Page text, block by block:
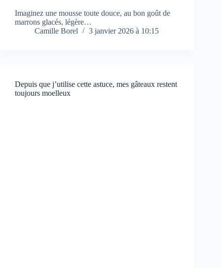
Imaginez une mousse toute douce, au bon goût de
marrons glacés, légère…
Camille Borel
3 janvier 2026 à 10:15
Depuis que j’utilise cette astuce, mes gâteaux restent
toujours moelleux